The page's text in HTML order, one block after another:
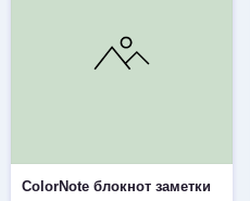
ColorNote блокнот заметки